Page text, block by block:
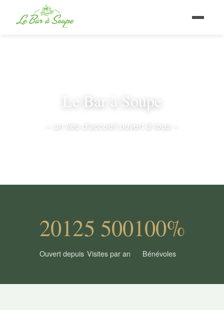
Le Bar à Soupe
– un lieu d'accueil ouvert à tous –
2012
Ouvert depuis
5 500
Visites par an
100%
Bénévoles